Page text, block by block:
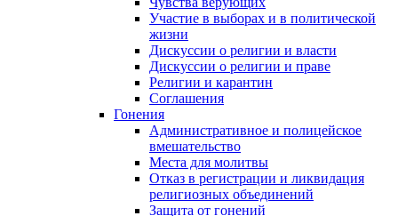
Участие в выборах и в политической
жизни
Дискуссии о религии и власти
Дискуссии о религии и праве
Религии и карантин
Соглашения
Гонения
Административное и полицейское
вмешательство
Места для молитвы
Отказ в регистрации и ликвидация
религиозных объединений
Защита от гонений